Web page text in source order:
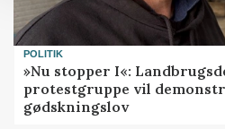
POLITIK
»Nu stopper I«:
protestgruppe vil
gødskningslov